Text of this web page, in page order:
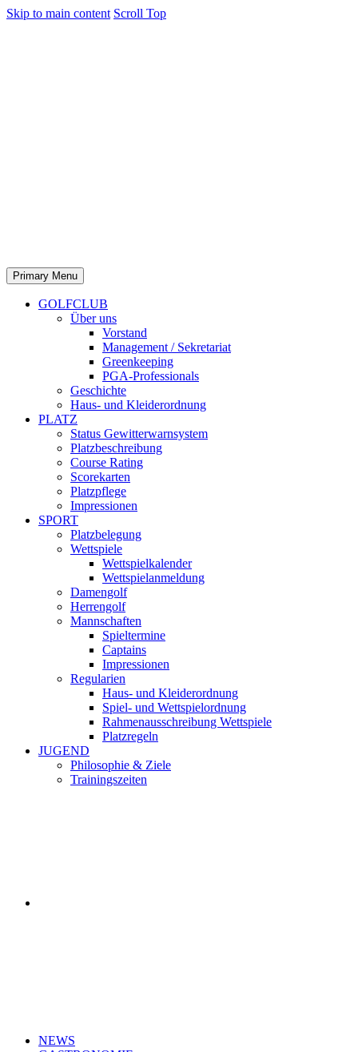
Skip to main content Scroll Top
Primary Menu
GOLFCLUB
Über uns
Vorstand
Management / Sekretariat
Greenkeeping
PGA-Professionals
Geschichte
Haus- und Kleiderordnung
PLATZ
Status Gewitterwarnsystem
Platzbeschreibung
Course Rating
Scorekarten
Platzpflege
Impressionen
SPORT
Platzbelegung
Wettspiele
Wettspielkalender
Wettspielanmeldung
Damengolf
Herrengolf
Mannschaften
Spieltermine
Captains
Impressionen
Regularien
Haus- und Kleiderordnung
Spiel- und Wettspielordnung
Rahmenausschreibung Wettspiele
Platzregeln
JUGEND
Philosophie & Ziele
Trainingszeiten
NEWS